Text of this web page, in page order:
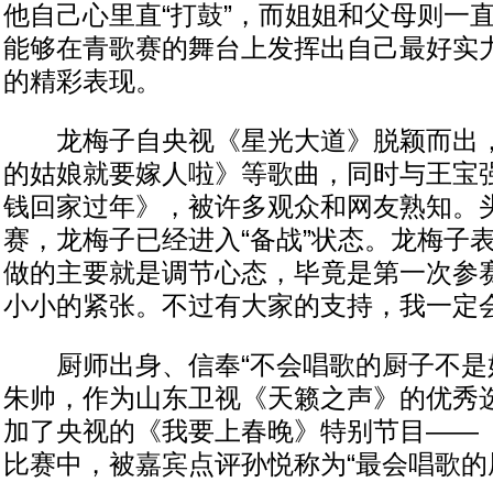
他自己心里直“打鼓”，而姐姐和父母则一
能够在青歌赛的舞台上发挥出自己最好实
的精彩表现。
龙梅子自央视《星光大道》脱颖而出
的姑娘就要嫁人啦》等歌曲，同时与王宝
钱回家过年》，被许多观众和网友熟知。
赛，龙梅子已经进入“备战”状态。龙梅子
做的主要就是调节心态，毕竟是第一次参
小小的紧张。不过有大家的支持，我一定
厨师出身、信奉“不会唱歌的厨子不是
朱帅，作为山东卫视《天籁之声》的优秀
加了央视的《我要上春晚》特别节目——
比赛中，被嘉宾点评孙悦称为“最会唱歌